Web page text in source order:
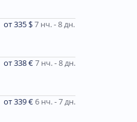
от 335 $7 нч. - 8 дн.
от 338 €7 нч. - 8 дн.
от 339 €6 нч. - 7 дн.